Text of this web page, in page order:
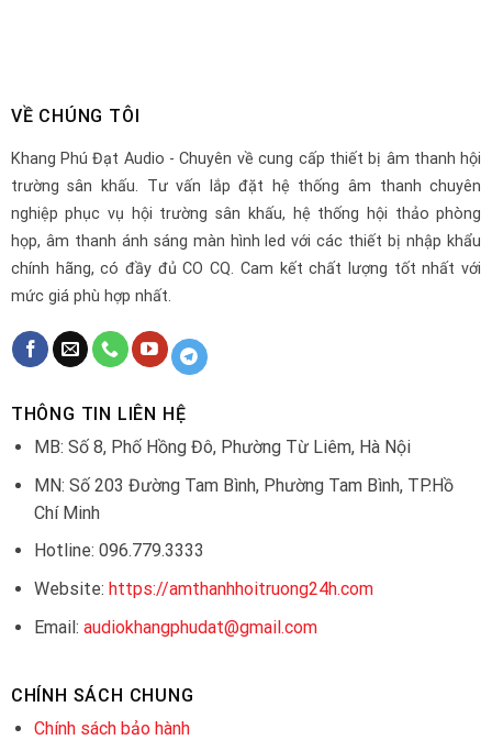
VỀ CHÚNG TÔI
Khang Phú Đạt Audio - Chuyên về cung cấp thiết bị âm thanh hội
trường sân khấu. Tư vấn lắp đặt hệ thống âm thanh chuyên
nghiệp phục vụ hội trường sân khấu, hệ thống hội thảo phòng
họp, âm thanh ánh sáng màn hình led với các thiết bị nhập khẩu
chính hãng, có đầy đủ CO CQ. Cam kết chất lượng tốt nhất với
mức giá phù hợp nhất.
THÔNG TIN LIÊN HỆ
MB: Số 8, Phố Hồng Đô, Phường Từ Liêm, Hà Nội
MN: Số 203 Đường Tam Bình, Phường Tam Bình, TP.Hồ
Chí Minh
Hotline: 096.779.3333
Website: https://amthanhhoitruong24h.com
Email: audiokhangphudat@gmail.com
CHÍNH SÁCH CHUNG
Chính sách bảo hành